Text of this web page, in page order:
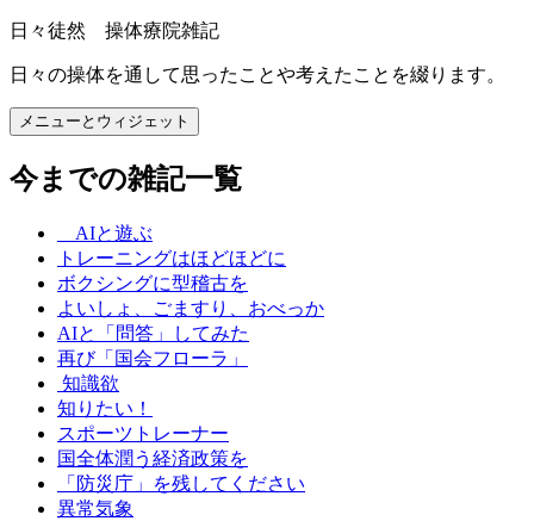
コ
テ
ン
ツ
ス
日々徒然 操体療院雑記
日々の操体を通して思ったことや考えたことを綴ります。
メニューとウィジェット
今までの雑記一覧
AIと遊ぶ
トレーニングはほどほどに
ボクシングに型稽古を
よいしょ、ごますり、おべっか
AIと「問答」してみた
再び「国会フローラ」
知識欲
知りたい！
スポーツトレーナー
国全体潤う経済政策を
「防災庁」を残してください
異常気象